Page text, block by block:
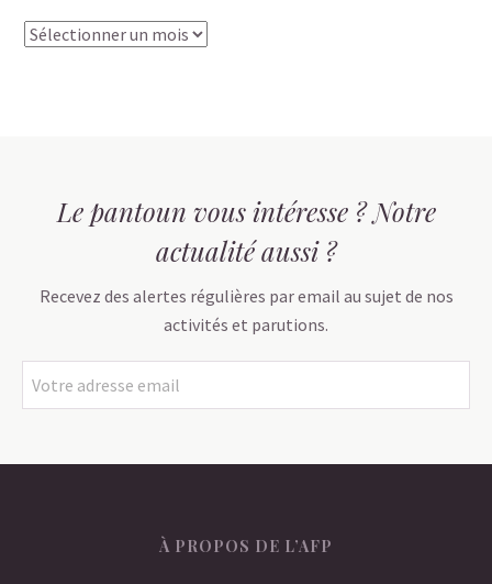
Archives
Le pantoun vous intéresse ? Notre
actualité aussi ?
Recevez des alertes régulières par email au sujet de nos
activités et parutions.
À PROPOS DE L’AFP